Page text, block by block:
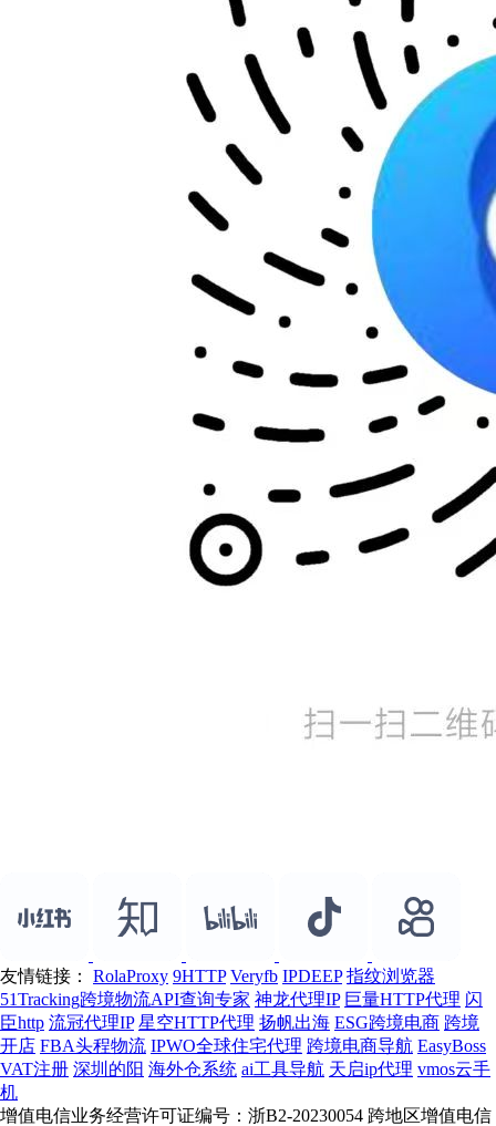
友情链接： RolaProxy 9HTTP Veryfb IPDEEP 指纹浏览器
51Tracking跨境物流API查询专家 神龙代理IP 巨量HTTP代理 闪
臣http 流冠代理IP 星空HTTP代理 扬帆出海 ESG跨境电商 跨境
开店 FBA头程物流 IPWO全球住宅代理 跨境电商导航 EasyBoss
VAT注册 深圳的阳 海外仓系统 ai工具导航 天启ip代理 vmos云手
机
增值电信业务经营许可证编号：浙B2-20230054 跨地区增值电信